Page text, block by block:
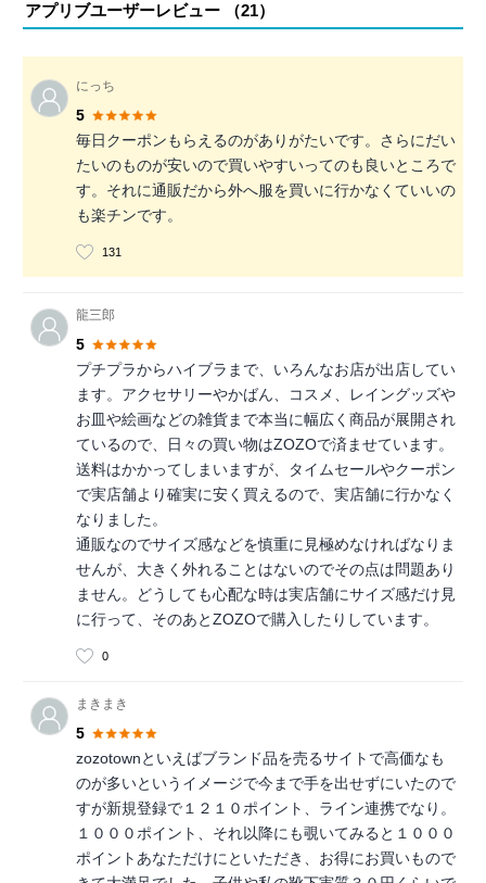
アプリブユーザーレビュー （21）
にっち
5
毎日クーポンもらえるのがありがたいです。さらにだい
たいのものが安いので買いやすいってのも良いところで
す。それに通販だから外へ服を買いに行かなくていいの
も楽チンです。
131
龍三郎
5
プチプラからハイブラまで、いろんなお店が出店してい
ます。アクセサリーやかばん、コスメ、レイングッズや
お皿や絵画などの雑貨まで本当に幅広く商品が展開され
ているので、日々の買い物はZOZOで済ませています。
送料はかかってしまいますが、タイムセールやクーポン
で実店舗より確実に安く買えるので、実店舗に行かなく
なりました。
通販なのでサイズ感などを慎重に見極めなければなりま
せんが、大きく外れることはないのでその点は問題あり
ません。どうしても心配な時は実店舗にサイズ感だけ見
に行って、そのあとZOZOで購入したりしています。
0
まきまき
5
zozotownといえばブランド品を売るサイトで高価なも
のが多いというイメージで今まで手を出せずにいたので
すが新規登録で１２１０ポイント、ライン連携でなり。
１０００ポイント、それ以降にも覗いてみると１０００
ポイントあなただけにといただき、お得にお買いもので